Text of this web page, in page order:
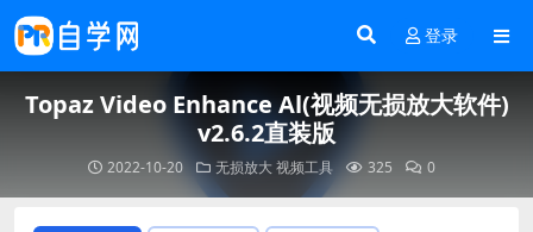
登录
Topaz Video Enhance Al(视频无损放大软件)
v2.6.2直装版
2022-10-20 无损放大视频工具 325 0